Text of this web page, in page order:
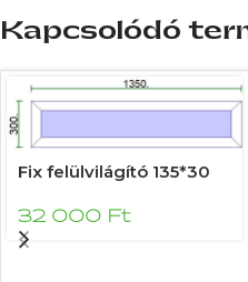
Kapcsolódó
Fix felülvilágító 135*30
32 000 Ft